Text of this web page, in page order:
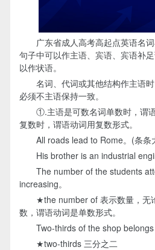
广东省成人高考高起点英语名词
句子中可以作主语、宾语、宾语补
以作状语。
名词、代词或其他结构作主语时
必须不主语保持一致。
①.主语是可数名词单数时，谓语
复数时，谓语动词用复数形式。
All roads lead to Rome。(条条
His brother is an industrial
The number of the students
increasing。
★the number of 表示数量，无
数，谓语动词是单数形式。
Two-thirds of the shop belongs
★two-thirds 三分之二